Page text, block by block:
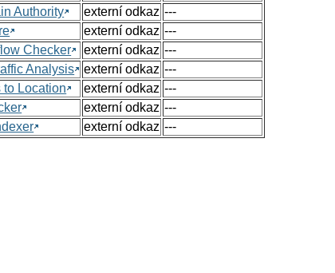
Authority
externí odkaz ---
externí odkaz ---
Checker
externí odkaz ---
Analysis
externí odkaz ---
to Location
externí odkaz ---
externí odkaz ---
externí odkaz ---